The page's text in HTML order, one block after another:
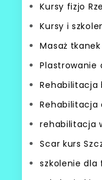
Kursy fizjo
Kursy i
Masaż
Plastrowanie
Rehabilitacja
Rehabilitacja
rehabilitacja
Scar kurs
szkolenie dla